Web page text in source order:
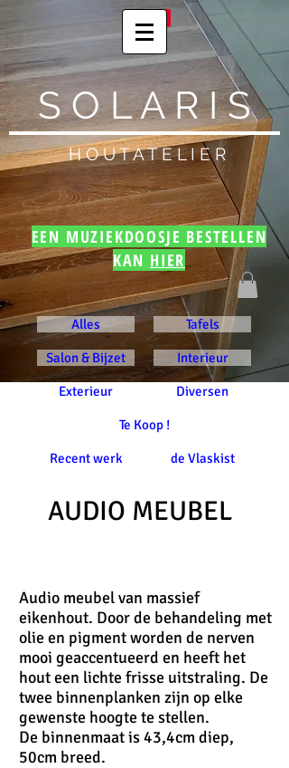
S O L A R I S
H O U T A T E L I E R
EEN MUZIEKDOOSJE BESTELLEN
KAN HIER
AUDIO MEUBEL
Audio meubel van massief
eikenhout. Door de behandeling met
olie en pigment worden de nerven
mooi geaccentueerd en heeft het
hout een lichte frisse uitstraling. De
twee binnenplanken zijn op elke
gewenste hoogte te stellen.
De binnenmaat is 43,4cm diep,
50cm breed.
Alles Tafels
Salon & Bijzet Interieur
Exterieur Diversen
Te Koop !
Recent werk de Vlaskist